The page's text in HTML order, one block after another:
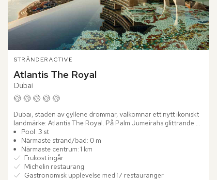
STRÄNDERACTIVE
Atlantis The Royal
Dubai
Dubai, staden av gyllene drömmar, välkomnar ett nytt ikoniskt
landmärke: Atlantis The Royal. På Palm Jumeirahs glittrande
strandlinje tronar detta palats av modern lyx och elegans,...
Pool: 3 st
Närmaste strand/bad: 0 m
Närmaste centrum: 1 km
Frukost ingår
Michelin restaurang
Gastronomisk upplevelse med 17 restauranger